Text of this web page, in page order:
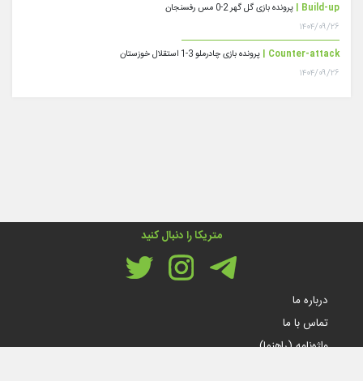
Build-up | پرونده بازی گل گهر 2-0 مس رفسنجان
۱۴۰۴/۰۹/۲۶
Counter-attack | پرونده بازی چادرملو 3-1 استقلال خوزستان
۱۴۰۴/۰۹/۲۶
متریکا را دنبال کنید
درباره ما
تماس با ما
واژه‌نامه (راهنما)